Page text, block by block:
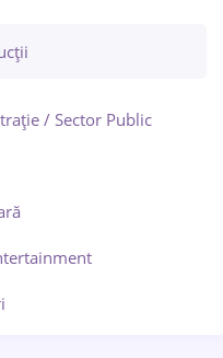
/ Sector Public